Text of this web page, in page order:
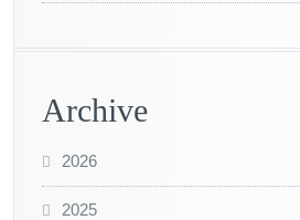
Archive
2026
2025